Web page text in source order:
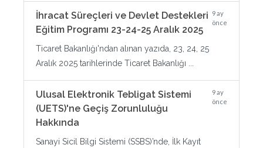
İhracat Süreçleri ve Devlet Destekleri
Eğitim Programı 23-24-25 Aralık 2025
9 ay
önce
Ticaret Bakanlığı'ndan alınan yazıda, 23, 24, 25
Aralık 2025 tarihlerinde Ticaret Bakanlığı ...
Ulusal Elektronik Tebligat Sistemi
(UETS)'ne Geçiş Zorunluluğu
Hakkında
9 ay
önce
Sanayi Sicil Bilgi Sistemi (SSBS)’nde, İlk Kayıt